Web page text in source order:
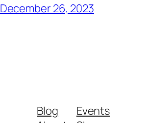
December 26, 2023
Blog
Events